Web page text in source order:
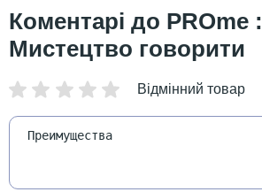
PROme :
Мистецтво говорити